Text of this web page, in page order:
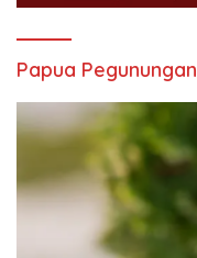
Papua Pegunungan